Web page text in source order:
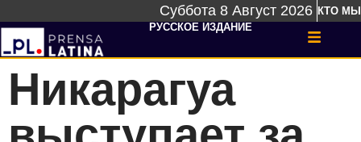
Суббота 8 Август 2026 КТО МЫ
РУССКОЕ ИЗДАНИЕ
Никарагуа